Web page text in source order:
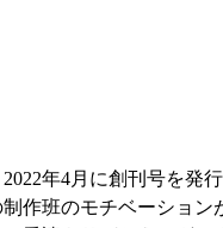
年4月に創刊号を発
作班のモチベーショ